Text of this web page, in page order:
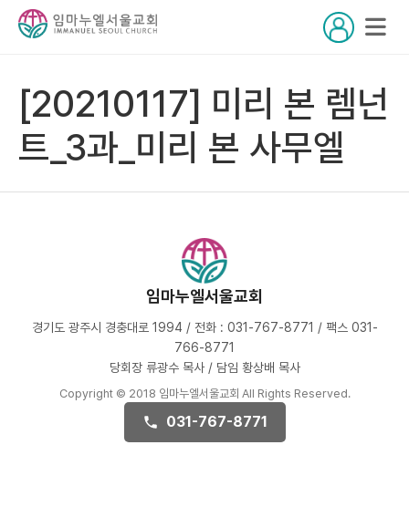
[20210117] 미리 본 렘넌
트_3과_미리 본 사무엘
임마누엘서울교회
경기도 광주시 경충대로 1994 / 전화 : 031-767-8771 / 팩스 031-
766-8771
당회장 류광수 목사 / 담임 황상배 목사
Copyright © 2018 임마누엘서울교회 All Rights Reserved.
031-767-8771